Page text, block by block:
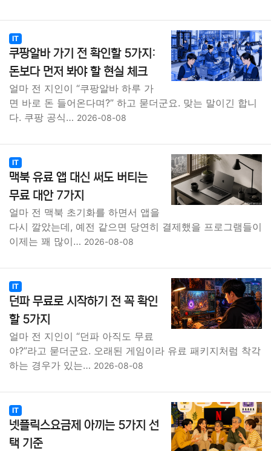
IT
쿠팡알바 가기 전 확인할 5가지:
돈보다 먼저 봐야 할 현실 체크
얼마 전 지인이 “쿠팡알바 하루 가
면 바로 돈 들어온다며?” 하고 묻더군요. 맞는 말이긴 합니
다. 쿠팡 공식… 2026-08-08
IT
맥북 유료 앱 대신 써도 버티는
무료 대안 7가지
얼마 전 맥북 초기화를 하면서 앱을
다시 깔았는데, 예전 같으면 당연히 결제했을 프로그램들이
이제는 꽤 많이… 2026-08-08
IT
던파 무료로 시작하기 전 꼭 확인
할 5가지
얼마 전 지인이 “던파 아직도 무료
야?”라고 묻더군요. 오래된 게임이라 유료 패키지처럼 착각
하는 경우가 있는… 2026-08-08
IT
넷플릭스요금제 아끼는 5가지 선
택 기준